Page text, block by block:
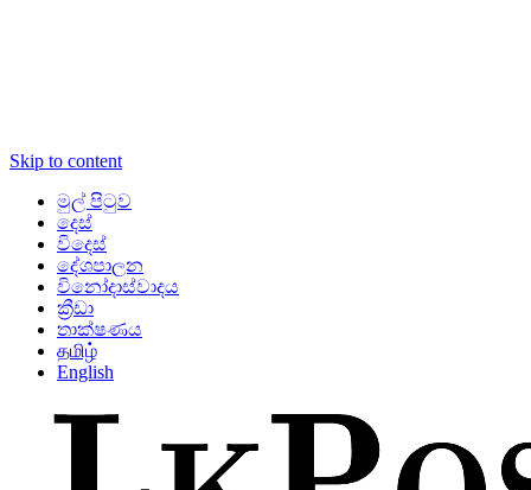
Skip to content
මුල් පිටුව
දෙස්
විදෙස්
දේශපාලන
විනෝදාස්වාදය
ක්‍රීඩා
තාක්ෂණය
தமிழ்
English